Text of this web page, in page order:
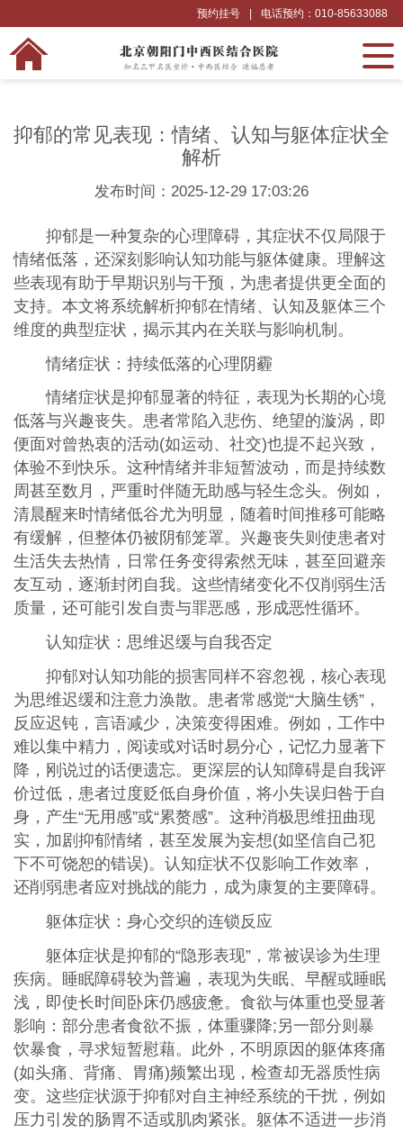
电话预约：010-85633088
预约挂号
抑郁的常见表现：情绪、认知与躯体症状全
解析
发布时间：2025-12-29 17:03:26
抑郁是一种复杂的心理障碍，其症状不仅局限于
情绪低落，还深刻影响认知功能与躯体健康。理解这
些表现有助于早期识别与干预，为患者提供更全面的
支持。本文将系统解析抑郁在情绪、认知及躯体三个
维度的典型症状，揭示其内在关联与影响机制。
情绪症状：持续低落的心理阴霾
情绪症状是抑郁显著的特征，表现为长期的心境
低落与兴趣丧失。患者常陷入悲伤、绝望的漩涡，即
便面对曾热衷的活动(如运动、社交)也提不起兴致，
体验不到快乐。这种情绪并非短暂波动，而是持续数
周甚至数月，严重时伴随无助感与轻生念头。例如，
清晨醒来时情绪低谷尤为明显，随着时间推移可能略
有缓解，但整体仍被阴郁笼罩。兴趣丧失则使患者对
生活失去热情，日常任务变得索然无味，甚至回避亲
友互动，逐渐封闭自我。这些情绪变化不仅削弱生活
质量，还可能引发自责与罪恶感，形成恶性循环。
认知症状：思维迟缓与自我否定
抑郁对认知功能的损害同样不容忽视，核心表现
为思维迟缓和注意力涣散。患者常感觉“大脑生锈”，
反应迟钝，言语减少，决策变得困难。例如，工作中
难以集中精力，阅读或对话时易分心，记忆力显著下
降，刚说过的话便遗忘。更深层的认知障碍是自我评
价过低，患者过度贬低自身价值，将小失误归咎于自
身，产生“无用感”或“累赘感”。这种消极思维扭曲现
实，加剧抑郁情绪，甚至发展为妄想(如坚信自己犯
下不可饶恕的错误)。认知症状不仅影响工作效率，
还削弱患者应对挑战的能力，成为康复的主要障碍。
躯体症状：身心交织的连锁反应
躯体症状是抑郁的“隐形表现”，常被误诊为生理
疾病。睡眠障碍较为普遍，表现为失眠、早醒或睡眠
浅，即使长时间卧床仍感疲惫。食欲与体重也受显著
影响：部分患者食欲不振，体重骤降;另一部分则暴
饮暴食，寻求短暂慰藉。此外，不明原因的躯体疼痛
(如头痛、背痛、胃痛)频繁出现，检查却无器质性病
变。这些症状源于抑郁对自主神经系统的干扰，例如
压力引发的肠胃不适或肌肉紧张。躯体不适进一步消